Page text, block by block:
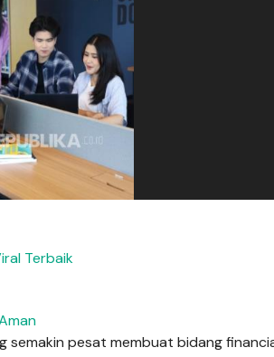
Terbaik
semakin pesat membuat bidang